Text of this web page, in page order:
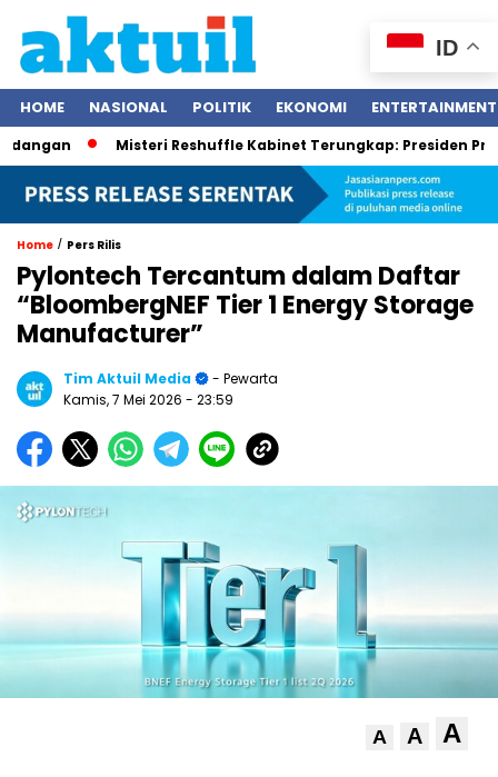
HOME NASIONAL POLITIK EKONOMI ENTERTAINMENT
Misteri Reshuffle Kabinet Terungkap: Presiden
Home / Pers Rilis
Pylontech Tercantum dalam Daftar
“BloombergNEF Tier 1 Energy Storage
Manufacturer”
Tim Aktuil Media
- Pewarta
Kamis, 7 Mei 2026 - 23:59
A A A
ID